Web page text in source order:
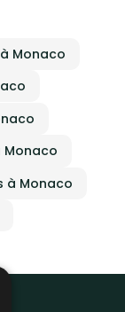
Monaco
Monaco
à Monaco